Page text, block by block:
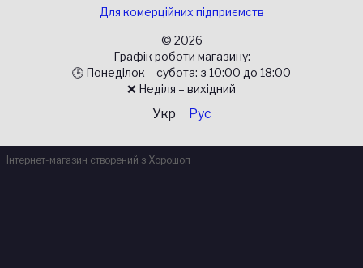
Для комерційних підприємств
© 2026
Графік роботи магазину:
🕒 Понеділок – субота: з 10:00 до 18:00
❌ Неділя – вихідний
Укр Рус
Інтернет-магазин створений з Хорошоп